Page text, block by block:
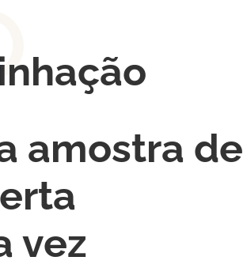
amostra de
vez